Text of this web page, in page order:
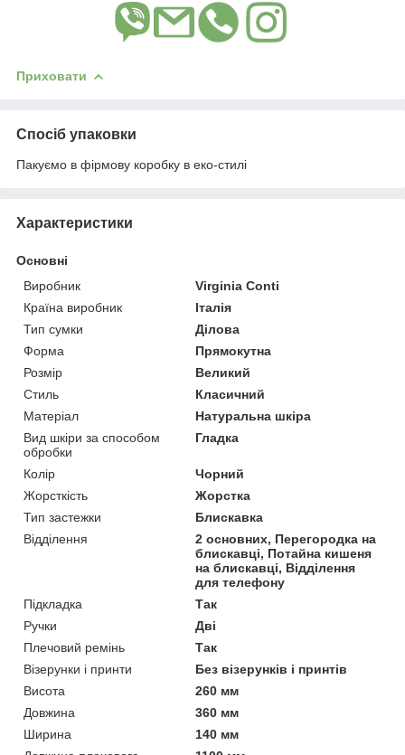
Приховати
Спосіб упаковки
Пакуємо в фірмову коробку в еко-стилі
Характеристики
Основні
Виробник
Virginia Conti
Країна виробник
Італія
Тип сумки
Ділова
Форма
Прямокутна
Розмір
Великий
Стиль
Класичний
Матеріал
Натуральна шкіра
Вид шкіри за способом
обробки
Гладка
Колір
Чорний
Жорсткість
Жорстка
Тип застежки
Блискавка
Відділення
2 основних, Перегородка на
блискавці, Потайна кишеня
на блискавці, Відділення
для телефону
Підкладка
Так
Ручки
Дві
Плечовий ремінь
Так
Візерунки і принти
Без візерунків і принтів
Висота
260 мм
Довжина
360 мм
Ширина
140 мм